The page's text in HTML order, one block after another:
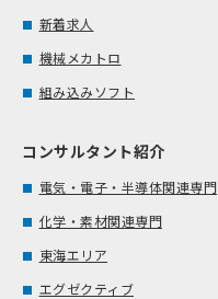
新着求人
機械メカトロ
組み込みソフト
コンサルタント紹介
電気・電子・半導体関連専門
化学・素材関連専門
東海エリア
エグゼクティブ